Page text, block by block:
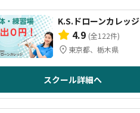
K.S.ドローンカレッジ
4.9 (全122件)
東京都、栃木県
スクール詳細へ